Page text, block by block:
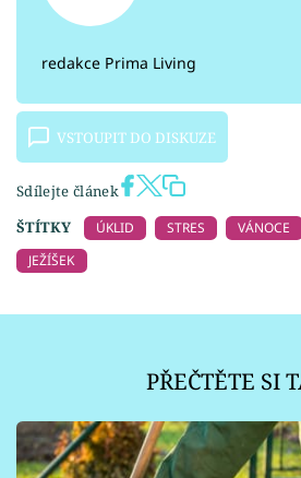
redakce Prima Living
VSTOUPIT DO DISKUZE
Sdílejte článek
ŠTÍTKY
ÚKLID STRES VÁNOCE
JEŽÍŠEK
PŘEČTĚTE SI